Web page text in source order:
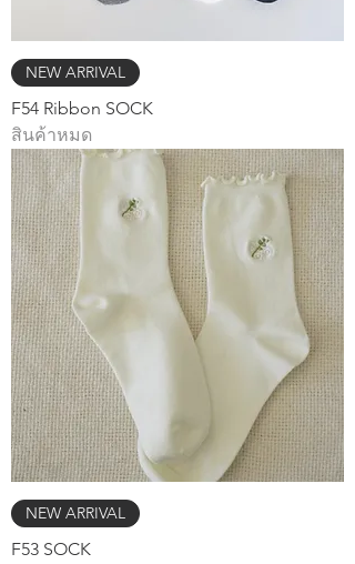
NEW ARRIVAL
F54 Ribbon SOCK
สินค้าหมด
NEW ARRIVAL
F53 SOCK